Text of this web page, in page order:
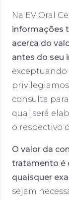
Na EV Oral
informações
acerca do
antes do seu
exceptuando
consulta
qual será
o respectivo
O valor da
tratamento é
quaisquer
sejam